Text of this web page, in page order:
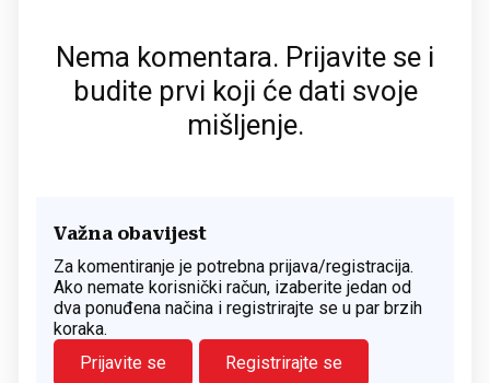
Nema komentara. Prijavite se i
budite prvi koji će dati svoje
mišljenje.
Važna obavijest
Za komentiranje je potrebna prijava/registracija.
Ako nemate korisnički račun, izaberite jedan od
dva ponuđena načina i registrirajte se u par brzih
koraka.
Prijavite se
Registrirajte se